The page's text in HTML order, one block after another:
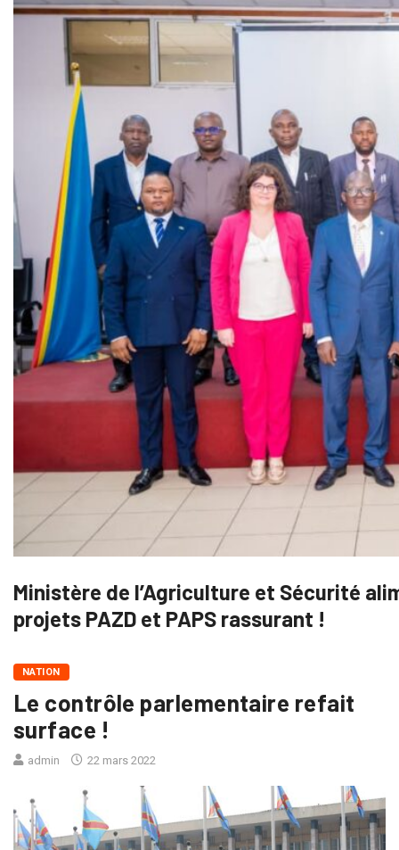
Ministère de l’Agriculture et Sécurité
projets PAZD et PAPS rassurant !
NATION
Le contrôle parlementaire refait
surface !
admin 22 mars 2022